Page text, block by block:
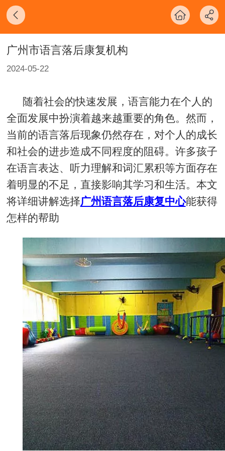
广州市语言落后康复机构
2024-05-22
随着社会的快速发展，语言能力在个人的
全面发展中扮演着越来越重要的角色。然而，
当前的语言落后现象仍然存在，对个人的成长
和社会的进步造成不同程度的阻碍。许多孩子
在语言表达、听力理解和词汇累积等方面存在
着明显的不足，直接影响其学习和生活。本文
将详细讲解选择广州语言落后康复中心能获得
怎样的帮助